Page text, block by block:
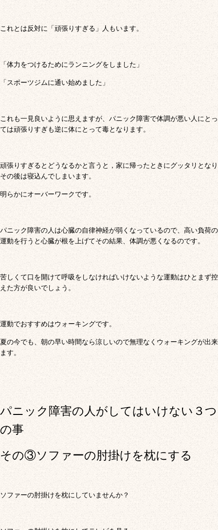
これとは反対に「頑張りすぎる」人もいます。
「体力をつけるためにランニングをしました」
「スポーツジムに通い始めました」
これも一見良いように思えますが、パニック障害で体調が悪い人にとっ
ては頑張りすぎも逆に体にとって毒となります。
頑張りすぎるとどうなるかと言うと，家に帰ったときにグッタリとなり
その後は寝込んでしまいます。
明らかにオーバーワークです。
パニック障害の人は心臓の自律神経が弱くなっているので、高い負荷の
運動を行うと心臓が根を上げてその結果、体調が悪くなるのです。
苦しくて口を開けて呼吸をしなければいけないような運動はひとまず控
えた方が良いでしょう。
運動でおすすめはウォーキングです。
夏の今でも、朝の早い時間なら涼しいので無理なくウォーキングが出来
ます。
パニック障害の人がしてはいけない３つ
の事
その③ソファーの肘掛けを枕にする
ソファーの肘掛けを枕にしていませんか？